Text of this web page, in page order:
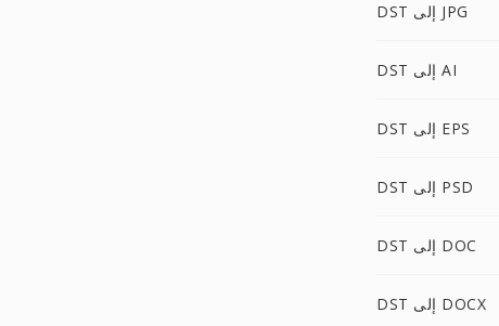
DST إلى JPG
DST إلى AI
DST إلى EPS
DST إلى PSD
DST إلى DOC
DST إلى DOCX